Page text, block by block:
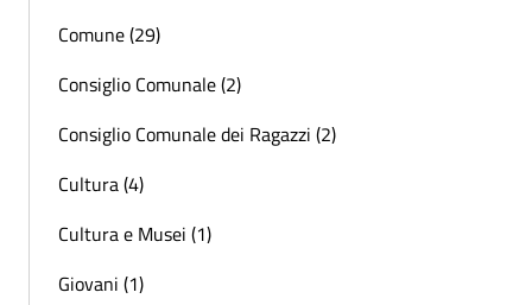
Comune (29)
Consiglio Comunale (2)
Consiglio Comunale dei Ragazzi (2)
Cultura (4)
Cultura e Musei (1)
Giovani (1)